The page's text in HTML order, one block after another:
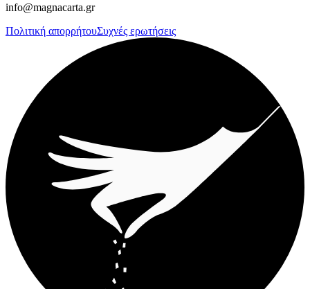
info@magnacarta.gr
Πολιτική απορρήτουΣυχνές ερωτήσεις